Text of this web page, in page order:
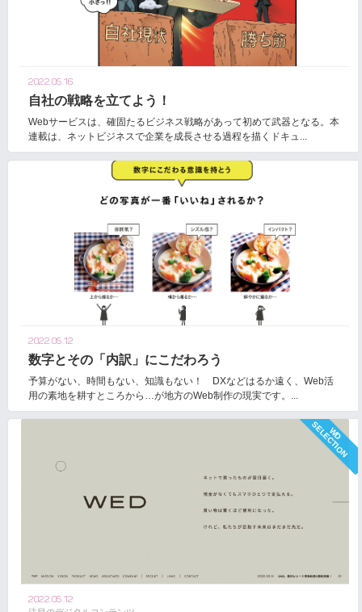
2022.05.16
自社の戦略を立てよう！
Webサービスは、確固たるビジネス戦略があって初めて武器となる。本
連載は、ネットビジネスで企業を成長させる過程を描くドキュ...
2022.05.12
数字とその「内訳」にこだわろう
予算がない、時間もない、知識もない！ DXなどはるか遠く、Web活
用の素地を耕すところから…が地方のWeb制作の現実です。...
2022.05.12